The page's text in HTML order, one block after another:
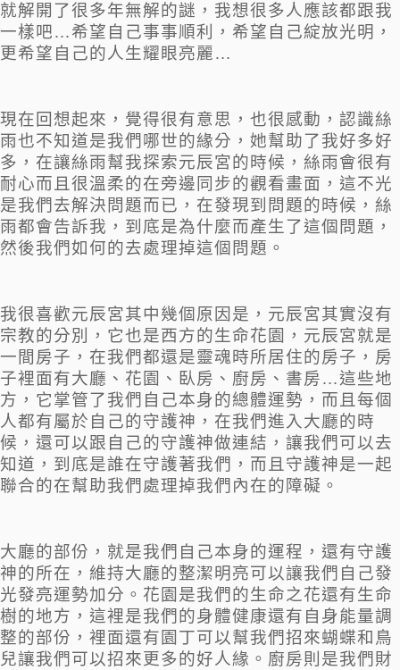
就解開了很多年無解的謎，我想很多人應該都跟我
一樣吧…希望自己事事順利，希望自己綻放光明，
更希望自己的人生耀眼亮麗…
現在回想起來，覺得很有意思，也很感動，認識絲
雨也不知道是我們哪世的緣分，她幫助了我好多好
多，在讓絲雨幫我探索元辰宮的時候，絲雨會很有
耐心而且很溫柔的在旁邊同步的觀看畫面，這不光
是我們去解決問題而已，在發現到問題的時候，絲
雨都會告訴我，到底是為什麼而產生了這個問題，
然後我們如何的去處理掉這個問題。
我很喜歡元辰宮其中幾個原因是，元辰宮其實沒有
宗教的分別，它也是西方的生命花園，元辰宮就是
一間房子，在我們都還是靈魂時所居住的房子，房
子裡面有大廳、花園、臥房、廚房、書房…這些地
方，它掌管了我們自己本身的總體運勢，而且每個
人都有屬於自己的守護神，在我們進入大廳的時
候，還可以跟自己的守護神做連結，讓我們可以去
知道，到底是誰在守護著我們，而且守護神是一起
聯合的在幫助我們處理掉我們內在的障礙。
大廳的部份，就是我們自己本身的運程，還有守護
神的所在，維持大廳的整潔明亮可以讓我們自己發
光發亮運勢加分。花園是我們的生命之花還有生命
樹的地方，這裡是我們的身體健康還有自身能量調
整的部份，裡面還有園丁可以幫我們招來蝴蝶和鳥
兒讓我們可以招來更多的好人緣。廚房則是我們財